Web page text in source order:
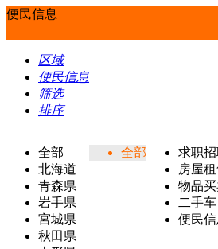
便民信息
区域
便民信息
筛选
排序
全部
北海道
青森県
岩手県
宮城県
秋田県
全部
求职
房屋租
物品
二手车
便民信